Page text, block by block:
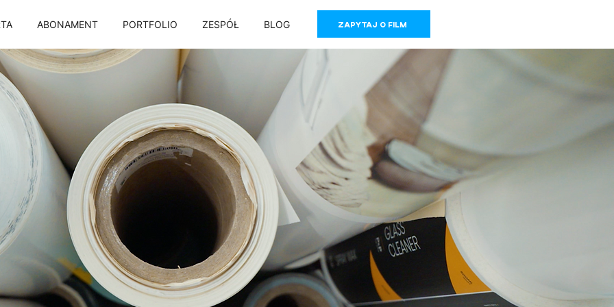
ABONAMENT PORTFOLIO ZESPÓŁ BLOG ZAPYTAJ O FILM